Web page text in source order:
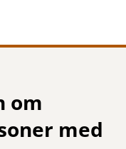
om
med